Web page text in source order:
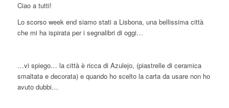
Ciao a tutti!
Lo scorso week end siamo stati a Lisbona, una bellissima città
che mi ha ispirata per i segnalibri di oggi…
…vi spiego… la città è ricca di Azulejo, (piastrelle di ceramica
smaltata e decorata) e quando ho scelto la carta da usare non ho
avuto dubbi…